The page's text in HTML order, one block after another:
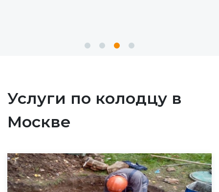
Услуги по колодцу в
Москве